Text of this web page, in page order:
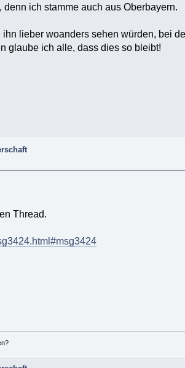
ich stamme auch aus Oberbayern.
lieber woanders sehen würden, bei
glaube ich alle, dass dies so bleibt!
Thread.